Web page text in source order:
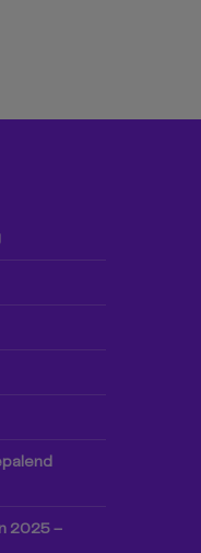
2025 –